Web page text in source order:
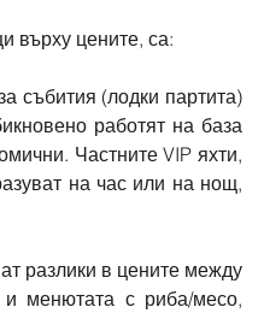
върху цените, са:
събития (лодки партита)
работят на база
Частните VIP яхти,
на час или на нощ,
разлики в цените между
менютата с риба/месо,